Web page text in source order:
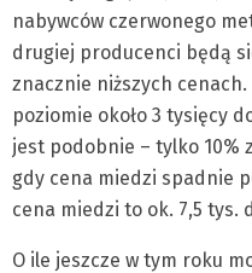
nabywców czerwonego
drugiej producenci będą
znacznie niższych
poziomie około 3 tysięcy
jest podobnie – tylko 10%
gdy cena miedzi spadnie
cena miedzi to ok. 7,5 tys.
O ile jeszcze w tym roku